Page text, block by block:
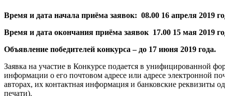
Время и дата начала приёма заявок: 08.00 16 апреля 2019
Время и дата окончания приёма заявок 17.00 15 мая 2019
Объявление победителей конкурса – до 17 июня 2019 года.
Заявка на участие в Конкурсе подается в унифицированной
информации о его почтовом адресе или адресе электронной
авторах, их контактная информация и банковские реквизиты
печати).